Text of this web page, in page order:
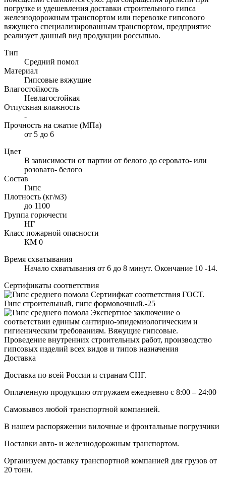
погрузке и удешевления доставки строительного гипса
железнодорожным транспортом или перевозке гипсового
вяжущего специализированным транспортом, предприятие
реализует данный вид продукции россыпью.
Тип
Средний помол
Материал
Гипсовые вяжущие
Влагостойкость
Невлагостойкая
Отпускная влажность
-
Прочность на сжатие (МПа)
от 5 до 6
Цвет
В зависимости от партии от белого до серовато- или
розовато- белого
Состав
Гипс
Плотность (кг/м3)
до 1100
Группа горючести
НГ
Класс пожарной опасности
КМ 0
Время схватывания
Начало схватывания от 6 до 8 минут. Окончание 10 -14.
Сертификаты соответствия
Сертиифкат соответствия ГОСТ.
Гипс строительный, гипс формовочный.-25
Экспертное заключение о
соответствии единым сантирно-эпидемиологическим и
гигиеническим требованиям. Вяжущие гипсовые.
Проведение внутренних строительных работ, производство
гипсовых изделий всех видов и типов назначения
Доставка
Доставка по всей России и странам СНГ.
Оплаченную продукцию отгружаем ежедневно с 8:00 – 24:00
Самовывоз любой транспортной компанией.
В нашем распоряжении вилочные и фронтальные погрузчики
Поставки авто- и железнодорожным транспортом.
Организуем доставку транспортной компанией для грузов от
20 тонн.